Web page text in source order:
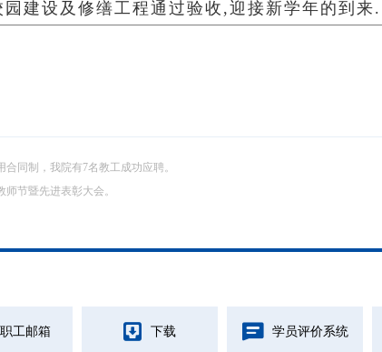
园建设及修缮工程通过验收,迎接新学年的到来.
同制，我院有7名教工成功应聘。
节暨先进表彰大会。
工邮箱 下载 学员评价系统